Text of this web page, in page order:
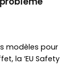
modèles pour
la ‘EU Safety